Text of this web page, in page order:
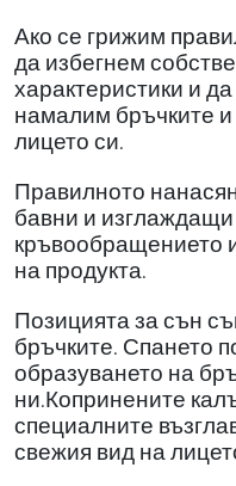
Ако се грижим
да избегнем
характеристики и
намалим бръчките
лицето си.
Правилното
бавни и
кръвообращението
на продукта.
Позицията за сън
бръчките. Спането
образуването на
ни.Копринените
специалните
свежия вид на